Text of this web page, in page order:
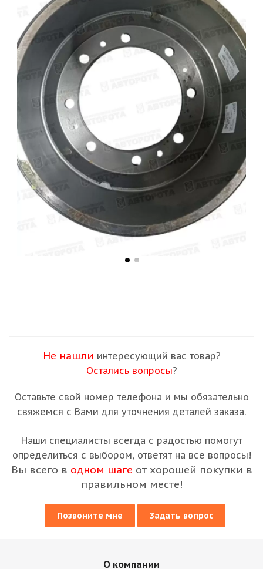
Не нашли интересующий вас товар?
Остались вопросы?
Оставьте свой номер телефона и мы обязательно
свяжемся с Вами для уточнения деталей заказа.
Наши специалисты всегда с радостью помогут
определиться с выбором, ответят на все вопросы!
Вы всего в одном шаге от хорошей покупки в
правильном месте!
Позвоните мне Задать вопрос
О компании